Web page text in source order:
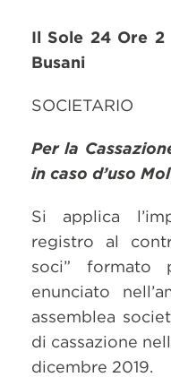
Il Sole 24 Ore 2
Busani
SOCIETARIO
Per la
in caso d’uso
Si applica
registro al
soci” formato
enunciato
assemblea
di cassazione
dicembre 2019.